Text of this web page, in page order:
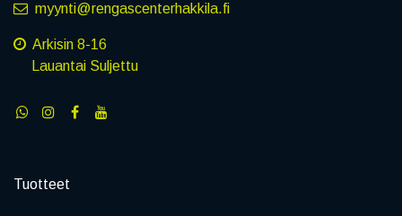
myynti@rengascenterhakkila.fi
Arkisin 8-16
Lauantai Suljettu
Tuotteet